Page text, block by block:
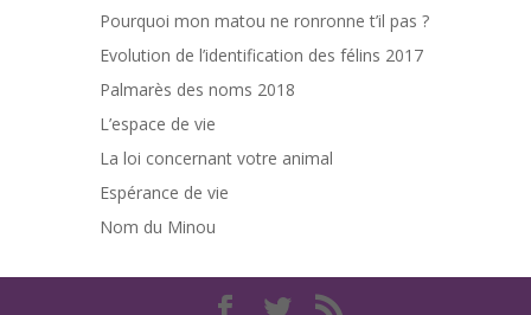
Pourquoi mon matou ne ronronne t’il pas ?
Evolution de l’identification des félins 2017
Palmarès des noms 2018
L’espace de vie
La loi concernant votre animal
Espérance de vie
Nom du Minou